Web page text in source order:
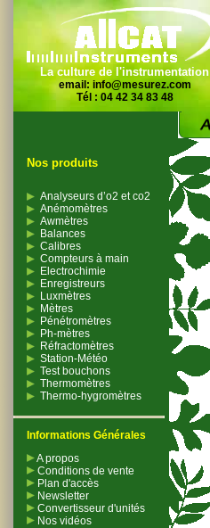
La culture de l'instrumentation
email: info@mesurez.com
Tél : 04 42 34 83 48
Nos produits
Analyseurs d’o2 et co2
Anémomètres
Awmètres
Balances
Calibres
Compteurs à main
Electrochimie
Enregistreurs
Luxmètres
Mètres
Pénétromètres
Ph-mètres
Réfractomètres
Station-Météo
Test bouchons
Thermomètres
Thermo-hygromètres
Informations Générales
A propos
Conditions de vente
Plan d'accès
Newsletter
Convertisseur d'unités
Nos vidéos